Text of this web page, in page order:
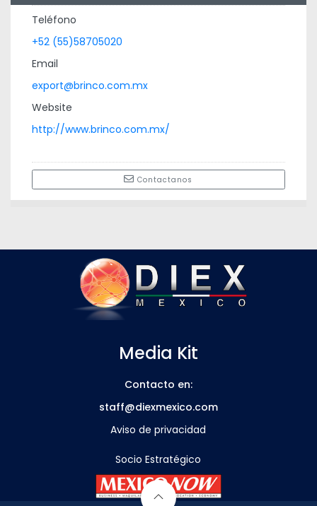
Teléfono
+52 (55)58705020
Email
export@brinco.com.mx
Website
http://www.brinco.com.mx/
Contactanos
Media Kit
Contacto en:
staff@diexmexico.com
Aviso de privacidad
Socio Estratégico